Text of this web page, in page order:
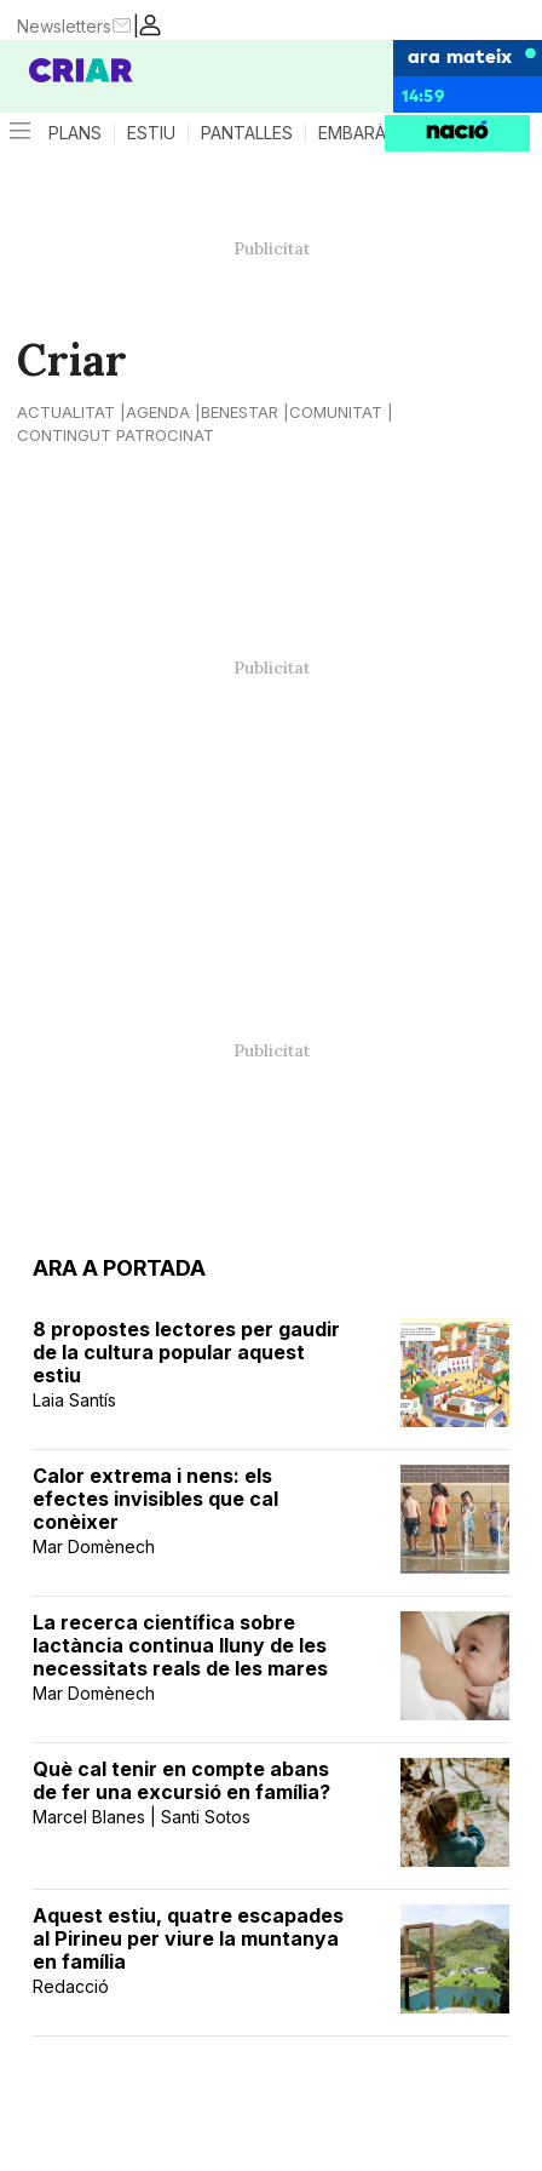
|
Newsletters
ara mateix
14:59
PLANS ESTIU PANTALLES EMBARÀS CRIANÇA
Criar
ACTUALITAT AGENDA BENESTAR
COMUNITAT
CONTINGUT PATROCINAT
ARA A PORTADA
8 propostes lectores per gaudir
de la cultura popular aquest
estiu
Laia Santís
Calor extrema i nens: els
efectes invisibles que cal
conèixer
Mar Domènech
La recerca científica sobre
lactància continua lluny de les
necessitats reals de les mares
Mar Domènech
Què cal tenir en compte abans
de fer una excursió en família?
Marcel Blanes | Santi Sotos
Aquest estiu, quatre escapades
al Pirineu per viure la muntanya
en família
Redacció